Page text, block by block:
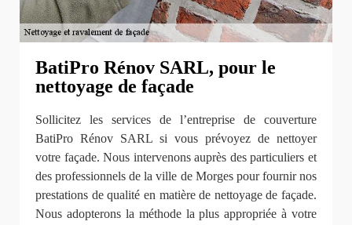
BatiPro Rénov SARL, pour le
nettoyage de façade
Sollicitez les services de l’entreprise de couverture
BatiPro Rénov SARL si vous prévoyez de nettoyer
votre façade. Nous intervenons auprès des particuliers et
des professionnels de la ville de Morges pour fournir nos
prestations de qualité en matière de nettoyage de façade.
Nous adopterons la méthode la plus appropriée à votre